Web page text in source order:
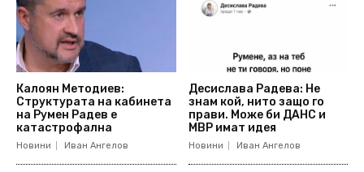
Калоян Методиев:
Структурата на кабинета
на Румен Радев е
катастрофална
Новини Иван Ангелов
Десислава Радева: Не
знам кой, нито защо го
прави. Може би ДАНС и
МВР имат идея
Новини Иван Ангелов